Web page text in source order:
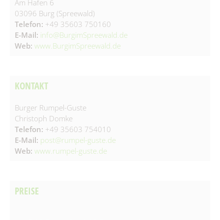
Fundtiere
Zahlen & Statistik
Formularservice
Spielplätze
Spenden & Sponsoring
Am Hafen 6
03096 Burg (Spreewald)
Telefon: +49 35603 750160
E-Mail: info@BurgimSpreewald.de
Web: www.BurgimSpreewald.de
KONTAKT
Burger Rumpel-Guste
Christoph Domke
Telefon: +49 35603 754010
E-Mail: post@rumpel-guste.de
Web: www.rumpel-guste.de
PREISE